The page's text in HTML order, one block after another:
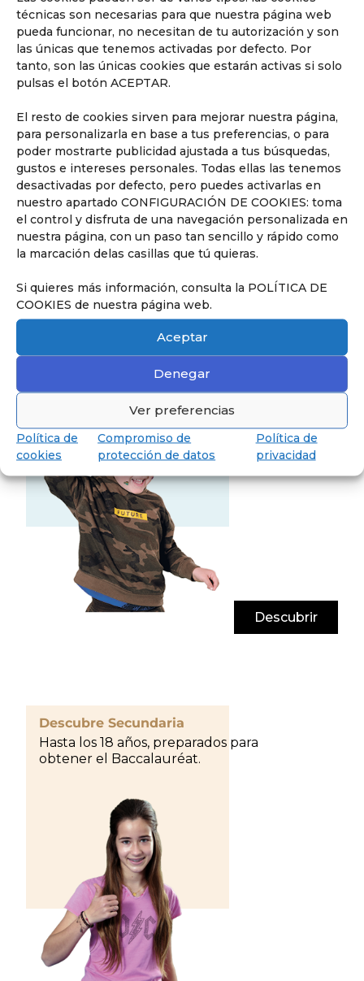
técnicas son necesarias para que nuestra página web
pueda funcionar, no necesitan de tu autorización y son
las únicas que tenemos activadas por defecto. Por
tanto, son las únicas cookies que estarán activas si solo
pulsas el botón ACEPTAR.
El resto de cookies sirven para mejorar nuestra página,
para personalizarla en base a tus preferencias, o para
poder mostrarte publicidad ajustada a tus búsquedas,
gustos e intereses personales. Todas ellas las tenemos
desactivadas por defecto, pero puedes activarlas en
nuestro apartado CONFIGURACIÓN DE COOKIES: toma
el control y disfruta de una navegación personalizada en
nuestra página, con un paso tan sencillo y rápido como
la marcación delas casillas que tú quieras.
Si quieres más información, consulta la POLÍTICA DE
COOKIES de nuestra página web.
Aceptar
Denegar
Ver preferencias
Política de
cookies
Compromiso de
protección de datos
Política de
privacidad
clicAQUÍ.
Conoce nuestra pedagogía
de infantil y primaria
Los niños van a aprender jugando,
reflexionando y memorizando.
Descubrir
Descubre Secundaria
Hasta los 18 años, preparados para
obtener el Baccalauréat.